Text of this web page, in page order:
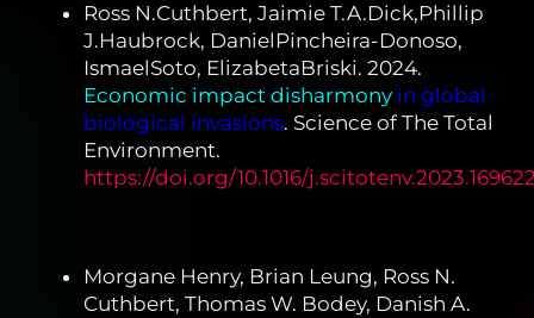
Ross N.Cuthbert, Jaimie T.A.Dick,Phillip
J.Haubrock, DanielPincheira-Donoso,
IsmaelSoto, ElizabetaBriski. 2024.
Economic impact disharmony in global
biological invasions. Science of The Total
Environment.
https://doi.org/10.1016/
Morgane Henry, Brian Leung, Ross N.
Cuthbert, Thomas W. Bodey, Danish A.